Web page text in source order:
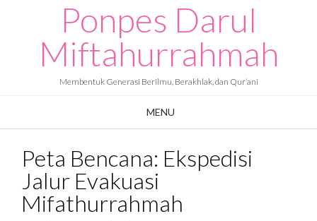
Ponpes Darul
Miftahurrahmah
Membentuk Generasi Berilmu, Berakhlak, dan Qur’ani
MENU
Peta Bencana: Ekspedisi
Jalur Evakuasi
Mifathurrahmah